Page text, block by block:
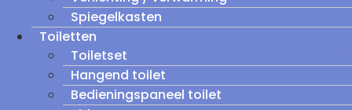
Spiegelkasten
Toiletten
Toiletset
Hangend toilet
Bedieningspaneel toilet